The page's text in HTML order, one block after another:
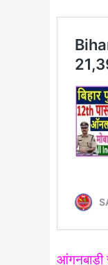
आंगनबाड़ी